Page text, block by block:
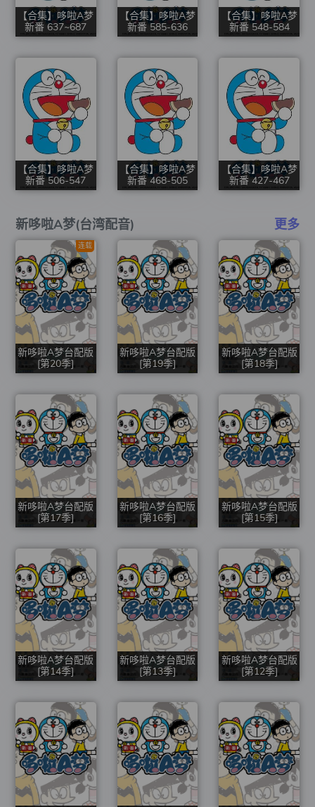
【合集】哆啦A梦
新番 637~687
【合集】哆啦A梦
新番 585-636
【合集】哆啦A梦
新番 548-584
【合集】哆啦A梦
新番 506-547
【合集】哆啦A梦
新番 468-505
【合集】哆啦A梦
新番 427-467
新哆啦A梦(台湾配音) 更多
新哆啦A梦台配版
[第20季]
连载
新哆啦A梦台配版
[第19季]
新哆啦A梦台配版
[第18季]
新哆啦A梦台配版
[第17季]
新哆啦A梦台配版
[第16季]
新哆啦A梦台配版
[第15季]
新哆啦A梦台配版
[第14季]
新哆啦A梦台配版
[第13季]
新哆啦A梦台配版
[第12季]